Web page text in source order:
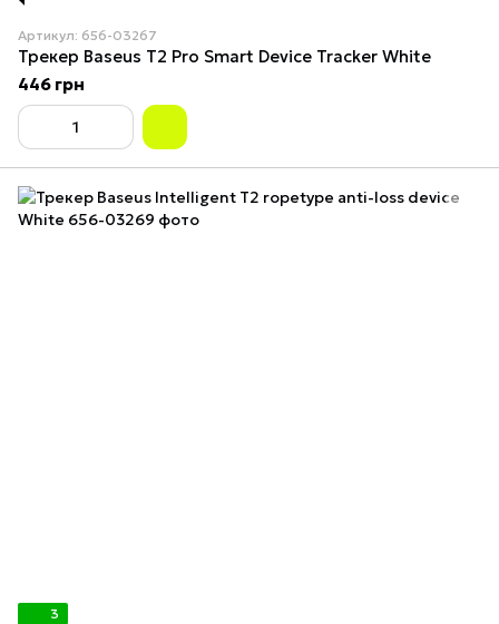
Артикул: 656-03267
Трекер Baseus T2 Pro Smart Device Tracker White
446 грн
3